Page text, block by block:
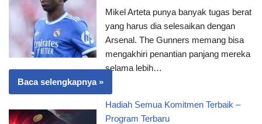
Mikel Arteta punya banyak tugas berat
yang harus dia selesaikan dengan
Arsenal. The Gunners memang bisa
mengakhiri penantian panjang mereka
selama lebih…
Baca selengkapnya »
Hadiah Semua Komitmen Terbaik –
Program Terbaru